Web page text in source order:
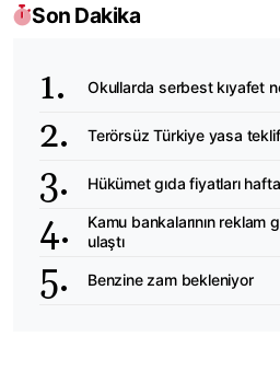
Son Dakika
Okullarda serbest kıyafet
Terörsüz Türkiye yasa
Hükümet gıda fiyatları
Kamu bankalarının reklam
ulaştı
Benzine zam bekleniyor